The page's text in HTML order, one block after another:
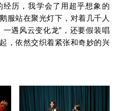
历，我学会了用超乎想象的
服站在聚光灯下，对着几千人
遇风云变化龙”，还要假装唱
，依然交织着紧张和奇妙的兴